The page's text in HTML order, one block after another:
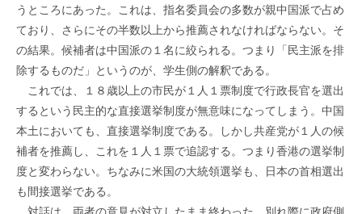
うところにあった。これは、指名委員会の多数が親中国派で占め
ており、さらにその半数以上から推薦されなければならない。そ
の結果。候補者は中国派の１名に絞られる。つまり「民主派を排
除するものだ」というのが、学生側の解釈である。
これでは、１８歳以上の市民が１人１票制度で行政長官を選出
するという民主的な直接選挙制度が無意味になってしまう。中国
本土においても、直接選挙制度である。しかし共産党が１人の候
補者を推薦し、これを１人１票で追認する。つまり香港の選挙制
度と変わらない。ちなみに米国の大統領選挙も、日本の首相選出
も間接選挙である。